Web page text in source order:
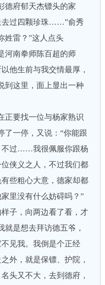
德府郁天杰镖头的家
去过四颗珍珠……”俞秀
姓雷？”这人点头
河南拳师陈百超的师
他生前与我交情最厚，
到这里，面上显出一种
要找一位与杨家熟识
了一停，又说：“你能跟
不过……我很佩服你跟杨
侠义之人，不过我们都
些粗心大意，德家却都
里没有什么妨碍吗？”
子，向两边看了看，才
就是想去拜访德五爷，
见我。我倒是个正经
外，就是保镖、护院，
头又不大，去到德府，